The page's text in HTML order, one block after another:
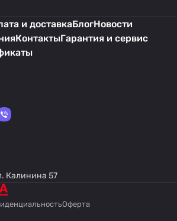
и доставкаБлогНовости
КонтактыГарантия и сервис
Калинина 57
Оферта